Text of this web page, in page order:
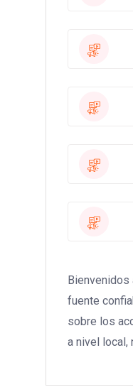
Bienvenidos
fuente
sobre los
a nivel local,